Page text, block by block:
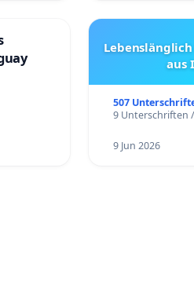
aus
507
9 Unterschriften
9 Jun 2026